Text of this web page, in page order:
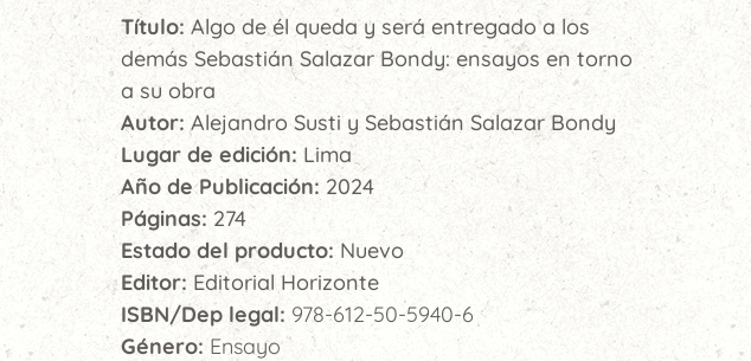
Título: Algo de él queda y será entregado a los
demás Sebastián Salazar Bondy: ensayos en torno
a su obra
Autor: Alejandro Susti y Sebastián Salazar Bondy
Lugar de edición: Lima
Año de Publicación: 2024
Páginas: 274
Estado del producto: Nuevo
Editor: Editorial Horizonte
ISBN/Dep legal: 978-612-50-5940-6
Género: Ensayo